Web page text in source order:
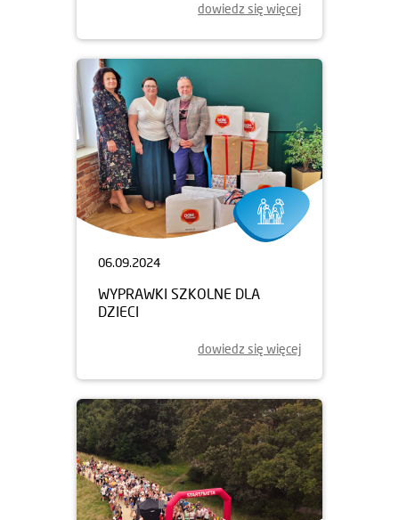
dowiedz się więcej
06.09.2024
WYPRAWKI SZKOLNE DLA
DZIECI
dowiedz się więcej